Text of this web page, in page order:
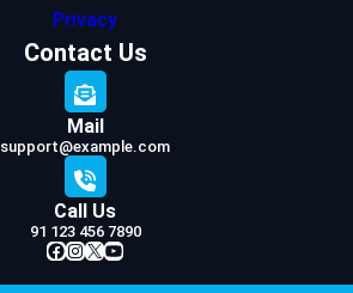
Privacy
Contact Us
Mail
support@example.com
Call Us
91 123 456 7890
Facebook InstagramX YouTube